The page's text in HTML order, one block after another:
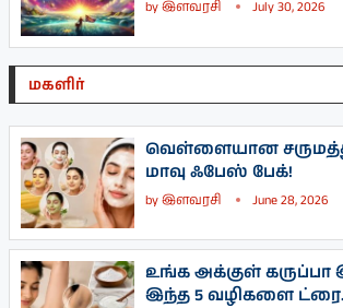
byஇளவரசி July 30, 2026
மகளிர்
வெள்ளையான
மாவு ஃபேஸ் பேக்!
byஇளவரசி June 28, 2026
உங்க அக்குள் கருப்பா
இந்த 5 வழிகளை